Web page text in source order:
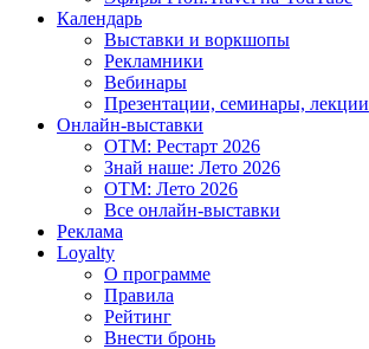
Календарь
Выставки и воркшопы
Рекламники
Вебинары
Презентации, семинары, лекции
Онлайн-выставки
OTM: Рестарт 2026
Знай наше: Лето 2026
OTM: Лето 2026
Все онлайн-выставки
Реклама
Loyalty
О программе
Правила
Рейтинг
Внести бронь